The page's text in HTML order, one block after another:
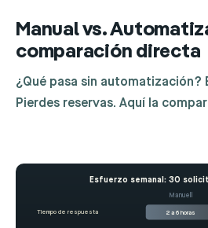
Manual vs.
comparación directa
¿Qué pasa sin automatización?
Pierdes reservas. Aquí la
Esfuerzo semanal: 30
Tiempo de respuesta
Manuell
2 a 6 horas